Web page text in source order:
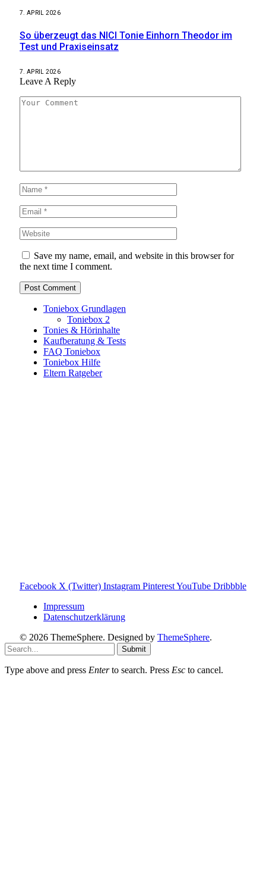
7. APRIL 2026
So überzeugt das NICI Tonie Einhorn Theodor im
Test und Praxiseinsatz
7. APRIL 2026
Leave A Reply
Save my name, email, and website in this browser for
the next time I comment.
Toniebox Grundlagen
Toniebox 2
Tonies & Hörinhalte
Kaufberatung & Tests
FAQ Toniebox
Toniebox Hilfe
Eltern Ratgeber
Facebook X (Twitter) Instagram PinterestYouTube Dribbble
Impressum
Datenschutzerklärung
© 2026 ThemeSphere. Designed by ThemeSphere.
Submit
Type above and press Enterto search. Press Esc to cancel.